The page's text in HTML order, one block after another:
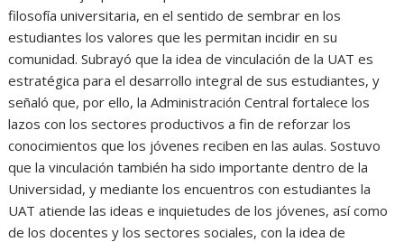
filosofía universitaria, en el sentido de sembrar en los
estudiantes los valores que les permitan incidir en su
comunidad. Subrayó que la idea de vinculación de la UAT es
estratégica para el desarrollo integral de sus estudiantes, y
señaló que, por ello, la Administración Central fortalece los
lazos con los sectores productivos a fin de reforzar los
conocimientos que los jóvenes reciben en las aulas. Sostuvo
que la vinculación también ha sido importante dentro de la
Universidad, y mediante los encuentros con estudiantes la
UAT atiende las ideas e inquietudes de los jóvenes, así como
de los docentes y los sectores sociales, con la idea de